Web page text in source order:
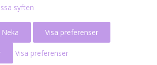
syften
Neka Visa preferenser
Visa preferenser